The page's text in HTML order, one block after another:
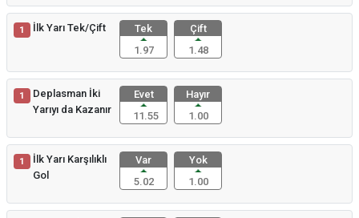
1 İlk Yarı Tek/Çift
Tek
1.97
Çift
1.48
1
Deplasman İki
Yarıyı da Kazanır
Evet
11.55
Hayır
1.00
1
İlk Yarı Karşılıklı
Gol
Var
5.02
Yok
1.00